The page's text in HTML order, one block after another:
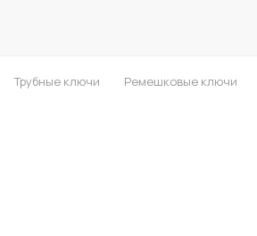
Трубные ключи Ремешковые ключи